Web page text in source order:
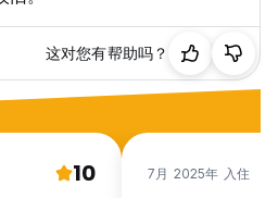
这对您有帮助吗？
10 7月 2025年 入住